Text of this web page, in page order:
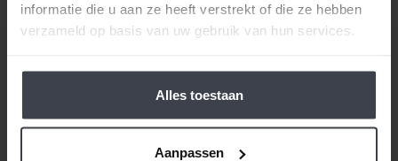
informatie die u aan ze heeft verstrekt of die ze hebben
verzameld op basis van uw gebruik van hun services.
Alles toestaan
Aanpassen